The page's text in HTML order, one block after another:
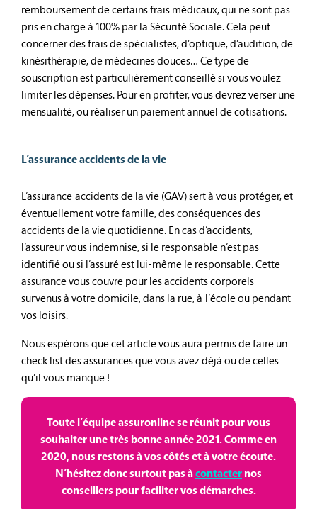
remboursement de certains frais médicaux, qui ne sont pas
pris en charge à 100% par la Sécurité Sociale. Cela peut
concerner des frais de spécialistes, d’optique, d’audition, de
kinésithérapie, de médecines douces… Ce type de
souscription est particulièrement conseillé si vous voulez
limiter les dépenses. Pour en profiter, vous devrez verser une
mensualité, ou réaliser un paiement annuel de cotisations.
L’assurance accidents de la vie
L’assurance accidents de la vie (GAV) sert à vous protéger, et
éventuellement votre famille, des conséquences des
accidents de la vie quotidienne. En cas d’accidents,
l’assureur vous indemnise, si le responsable n’est pas
identifié ou si l’assuré est lui-même le responsable. Cette
assurance vous couvre pour les accidents corporels
survenus à votre domicile, dans la rue, à l’école ou pendant
vos loisirs.
Nous espérons que cet article vous aura permis de faire un
check list des assurances que vous avez déjà ou de celles
qu’il vous manque !
Toute l’équipe assuronline se réunit pour vous
souhaiter une très bonne année 2021. Comme en
2020, nous restons à vos côtés et à votre écoute.
N’hésitez donc surtout pas àcontacter nos
conseillers pour faciliter vos démarches.